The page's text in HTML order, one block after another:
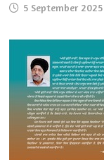
5 September 2025